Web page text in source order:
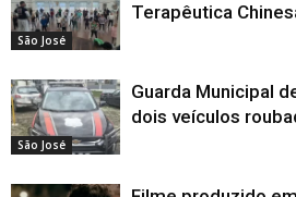
São José
Terapêutica
São José
Guarda Municipal
dois veículos